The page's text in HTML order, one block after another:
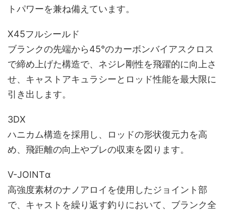
トパワーを兼ね備えています。
X45フルシールド
ブランクの先端から45°のカーボンバイアスクロス
で締め上げた構造で、ネジレ剛性を飛躍的に向上さ
せ、キャストアキュラシーとロッド性能を最大限に
引き出します。
3DX
ハニカム構造を採用し、ロッドの形状復元力を高
め、飛距離の向上やブレの収束を図ります。
V-JOINTα
高強度素材のナノアロイを使用したジョイント部
で、キャストを繰り返す釣りにおいて、ブランク全